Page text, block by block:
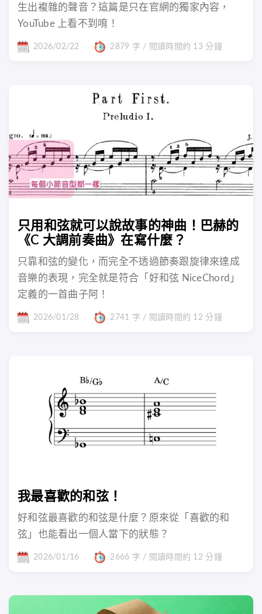
生出複雜的聲音？這篇是只在官網的獨家內容，
YouTube 上看不到唷！
2026/02/22 2879 字 / 閱讀時間約 13 分鐘
只用和弦就可以說故事的神曲！巴赫的
《C 大調前奏曲》在寫什麼？
只靠和弦的變化，而完全不透過節奏跟旋律來達成
音樂的表現，完全就是符合「好和弦 NiceChord」
定義的一首曲子阿！
2026/01/28 2741 字 / 閱讀時間約 12 分鐘
我最喜歡的和弦！
好和弦最喜歡的和弦是什麼？原來從「喜歡的和
弦」也能看出一個人當下的狀態？
2026/01/16 2666 字 / 閱讀時間約 12 分鐘